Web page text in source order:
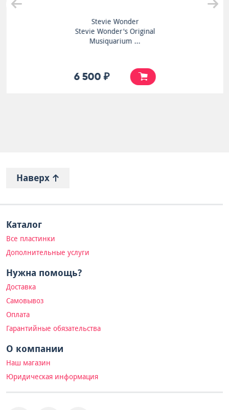
Stevie Wonder
Stevie Wonder's Original
Musiquarium ...
6 500 ₽
Наверх
Каталог
Все пластинки
Дополнительные услуги
Нужна помощь?
Доставка
Самовывоз
Оплата
Гарантийные обязательства
О компании
Наш магазин
Юридическая информация